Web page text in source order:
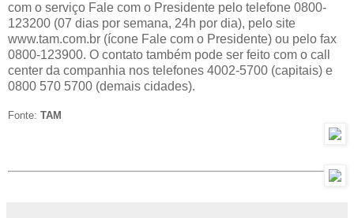
com o serviço Fale com o Presidente pelo telefone 0800-
123200 (07 dias por semana, 24h por dia), pelo site
www.tam.com.br (ícone Fale com o Presidente) ou pelo fax
0800-123900. O contato também pode ser feito com o call
center da companhia nos telefones 4002-5700 (capitais) e
0800 570 5700 (demais cidades).
Fonte: TAM